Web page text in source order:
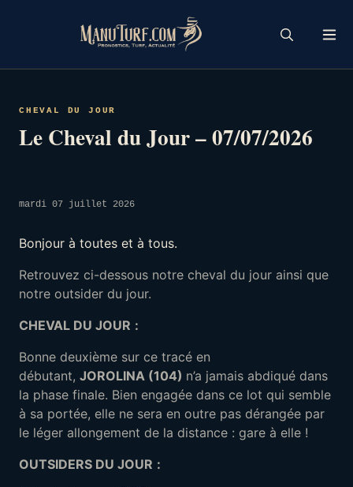
CHEVAL DU JOUR
Le Cheval du Jour – 07/07/2026
mardi 07 juillet 2026
Bonjour à toutes et à tous.
Retrouvez ci-dessous notre cheval du jour ainsi que
notre outsider du jour.
CHEVAL DU JOUR :
Bonne deuxième sur ce tracé en
débutant, JOROLINA (104) n’a jamais abdiqué dans
la phase finale. Bien engagée dans ce lot qui semble
à sa portée, elle ne sera en outre pas dérangée par
le léger allongement de la distance : gare à elle !
OUTSIDERS DU JOUR :